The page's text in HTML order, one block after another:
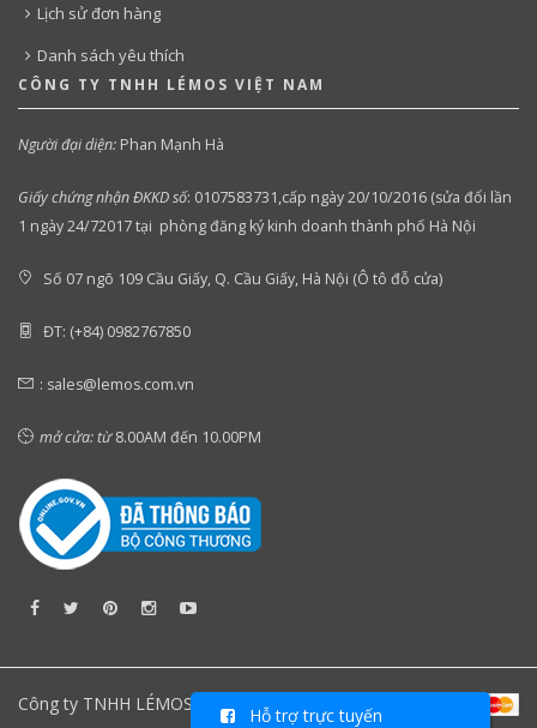
Lịch sử đơn hàng
Danh sách yêu thích
CÔNG TY TNHH LÉMOS VIỆT NAM
Người đại diện: Phan Mạnh Hà
Giấy chứng nhận ĐKKD số: 0107583731,cấp ngày 20/10/2016 (sửa đổi lần
1 ngày 24/72017 tại phòng đăng ký kinh doanh thành phố Hà Nội
Số 07 ngõ 109 Cầu Giấy, Q. Cầu Giấy, Hà Nội (Ô tô đỗ cửa)
ĐT: (+84) 0982767850
: sales@lemos.com.vn
mở cửa: từ8.00AM đến 10.00PM
Công ty TNHH LÉMOS Việt Nam
Hỗ trợ trực tuyến